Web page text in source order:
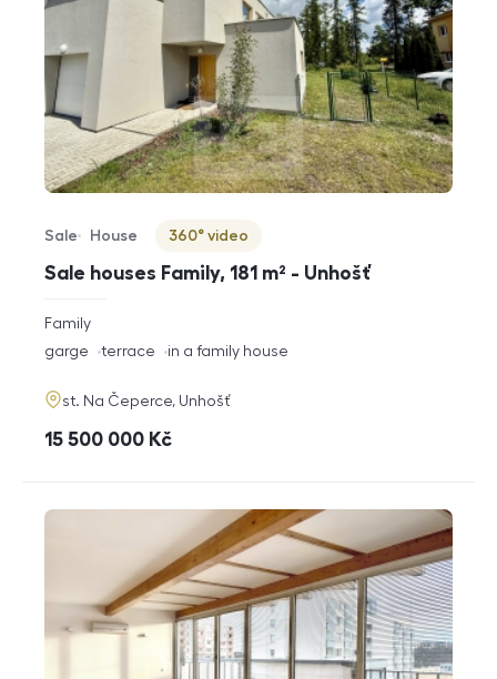
Sale houses Family, 181 m² - Unhošť
Offer type
Sale
Property type
House
Virtuální prohlídka
360° video
rozměry
disposition
Family
funkce
garge terrace in a family house
adresa
st. Na Čeperce, Unhošť
cena
15 500 000 Kč